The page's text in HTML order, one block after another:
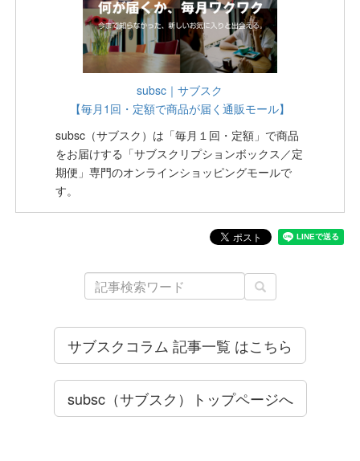
subsc｜サブスク
【毎月1回・定額で商品が届く通販モール】
subsc（サブスク）は「毎月１回・定額」で商品
をお届けする「サブスクリプションボックス／定
期便」専門のオンラインショッピングモールで
す。
サブスクコラム 記事一覧 はこちら
subsc（サブスク）トップページへ